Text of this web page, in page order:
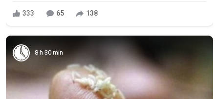
333 65 138
8 h 30 min